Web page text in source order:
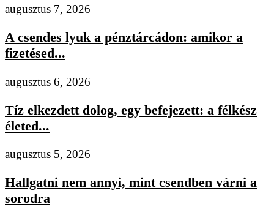
augusztus 7, 2026
A csendes lyuk a pénztárcádon: amikor a
fizetésed...
augusztus 6, 2026
Tíz elkezdett dolog, egy befejezett: a félkész
életed...
augusztus 5, 2026
Hallgatni nem annyi, mint csendben várni a
sorodra